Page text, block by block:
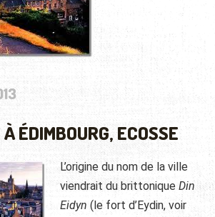
ÉDIMBOURG, ECOSSE
L’origine du nom de la ville
viendrait du brittonique Din
Eidyn (le fort d’Eydin, voir